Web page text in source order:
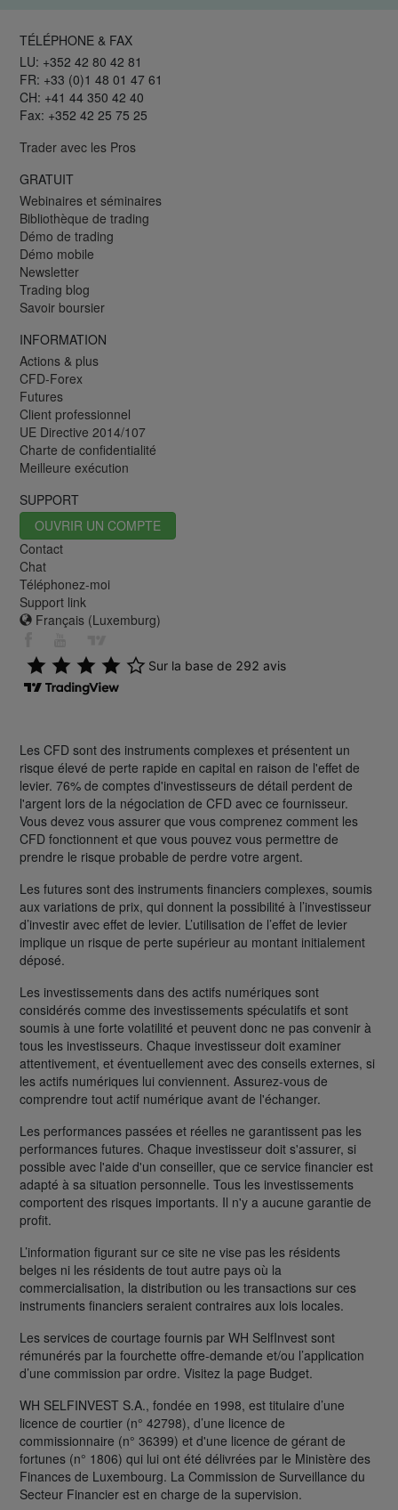
TÉLÉPHONE & FAX
LU: +352 42 80 42 81
FR: +33 (0)1 48 01 47 61
CH: +41 44 350 42 40
Fax: +352 42 25 75 25
Trader avec les Pros
GRATUIT
Webinaires et séminaires
Bibliothèque de trading
Démo de trading
Démo mobile
Newsletter
Trading blog
Savoir boursier
INFORMATION
Actions & plus
CFD-Forex
Futures
Client professionnel
UE Directive 2014/107
Charte de confidentialité
Meilleure exécution
SUPPORT
OUVRIR UN COMPTE
Contact
Chat
Téléphonez-moi
Support link
Français (Luxemburg)
Les CFD sont des instruments complexes et présentent un
risque élevé de perte rapide en capital en raison de l'effet de
levier. 76% de comptes d'investisseurs de détail perdent de
l'argent lors de la négociation de CFD avec ce fournisseur.
Vous devez vous assurer que vous comprenez comment les
CFD fonctionnent et que vous pouvez vous permettre de
prendre le risque probable de perdre votre argent.
Les futures sont des instruments financiers complexes, soumis
aux variations de prix, qui donnent la possibilité à l’investisseur
d’investir avec effet de levier. L’utilisation de l’effet de levier
implique un risque de perte supérieur au montant initialement
déposé.
Les investissements dans des actifs numériques sont
considérés comme des investissements spéculatifs et sont
soumis à une forte volatilité et peuvent donc ne pas convenir à
tous les investisseurs. Chaque investisseur doit examiner
attentivement, et éventuellement avec des conseils externes, si
les actifs numériques lui conviennent. Assurez-vous de
comprendre tout actif numérique avant de l'échanger.
Les performances passées et réelles ne garantissent pas les
performances futures. Chaque investisseur doit s'assurer, si
possible avec l'aide d'un conseiller, que ce service financier est
adapté à sa situation personnelle. Tous les investissements
comportent des risques importants. Il n'y a aucune garantie de
profit.
L’information figurant sur ce site ne vise pas les résidents
belges ni les résidents de tout autre pays où la
commercialisation, la distribution ou les transactions sur ces
instruments financiers seraient contraires aux lois locales.
Les services de courtage fournis par WH SelfInvest sont
rémunérés par la fourchette offre-demande et/ou l’application
d’une commission par ordre. Visitez la page Budget.
WH SELFINVEST S.A., fondée en 1998, est titulaire d’une
licence de courtier (n° 42798), d’une licence de
commissionnaire (n° 36399) et d'une licence de gérant de
fortunes (n° 1806) qui lui ont été délivrées par le Ministère des
Finances de Luxembourg. La Commission de Surveillance du
Secteur Financier est en charge de la supervision.